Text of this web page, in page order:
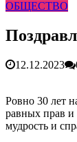
Более 25
ОБЩЕСТВО
12.12.2023
Ровно 30 лет
равных прав и
мудрость и